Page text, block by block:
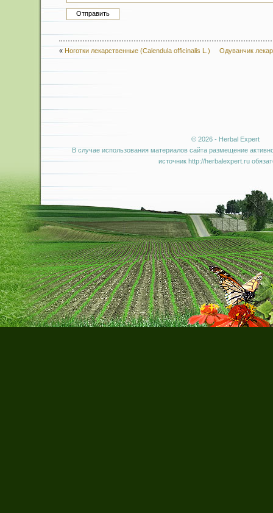
« Ноготки лекарственные (Calendula officinalis L.) Одуванчик
© 2026 - Herbal Expert
В случае использования материалов сайта размещение
источник http://herbalexpert.ru